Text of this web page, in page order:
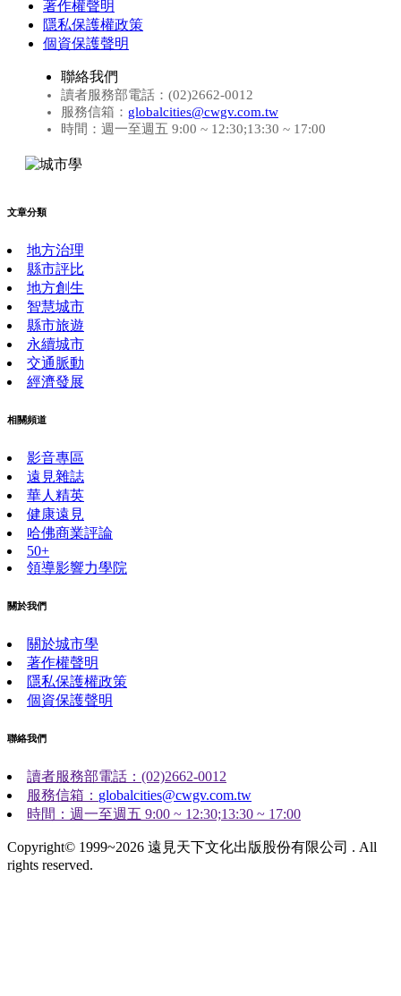
著作權聲明
隱私保護權政策
個資保護聲明
聯絡我們
讀者服務部電話：(02)2662-0012
服務信箱： globalcities@cwgv.com.tw
時間：週一至週五 9:00 ~ 12:30;13:30 ~ 17:00
文章分類
地方治理
縣市評比
地方創生
智慧城市
縣市旅遊
永續城市
交通脈動
經濟發展
相關頻道
影音專區
遠見雜誌
華人精英
健康遠見
哈佛商業評論
50+
領導影響力學院
關於我們
關於城市學
著作權聲明
隱私保護權政策
個資保護聲明
聯絡我們
讀者服務部電話：(02)2662-0012
服務信箱： globalcities@cwgv.com.tw
時間：週一至週五 9:00 ~ 12:30;13:30 ~ 17:00
Copyright© 1999~2026 遠見天下文化出版股份有限公司 . All
rights reserved.